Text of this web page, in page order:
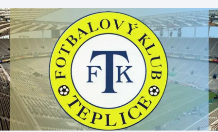
Atletika
Cyklistika
DALŠÍ SPORTY
Americký fotbal
Baseball a softbal
Basketbal
NEPŘEHLÉDNĚTE
Soutěže
Historické návraty